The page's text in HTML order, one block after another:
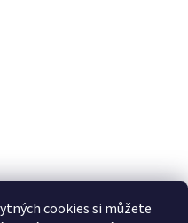
cookies si můžete